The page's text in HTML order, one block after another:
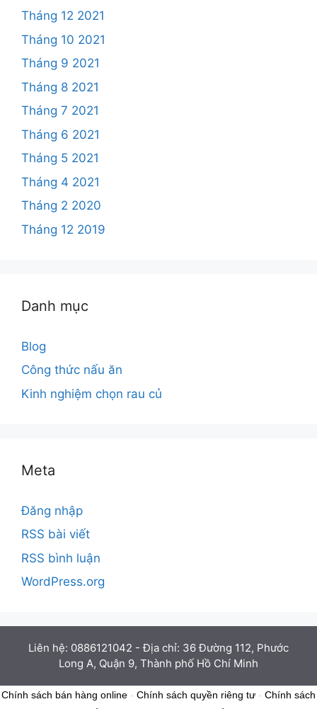
Tháng 12 2021
Tháng 10 2021
Tháng 9 2021
Tháng 8 2021
Tháng 7 2021
Tháng 6 2021
Tháng 5 2021
Tháng 4 2021
Tháng 2 2020
Tháng 12 2019
Danh mục
Blog
Công thức nấu ăn
Kinh nghiệm chọn rau củ
Meta
Đăng nhập
RSS bài viết
RSS bình luận
WordPress.org
Liên hệ: 0886121042 - Địa chỉ: 36 Đường 112, Phước
Long A, Quận 9, Thành phố Hồ Chí Minh
Chính sách bán hàng online - Chính sách quyền riêng tư - Chính sách